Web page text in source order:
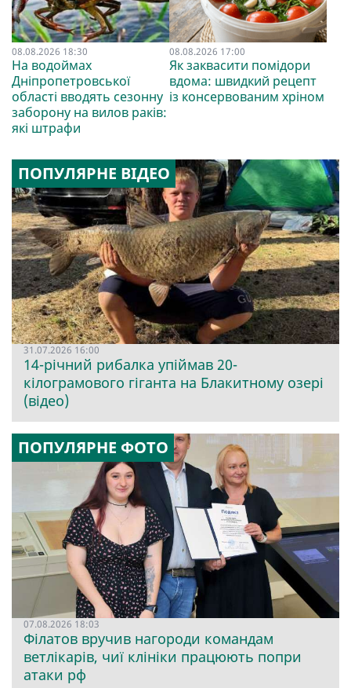
08.08.2026 18:30
На водоймах
Дніпропетровської
області вводять сезонну
заборону на вилов раків:
які штрафи
08.08.2026 17:00
Як заквасити помідори
вдома: швидкий рецепт
із консервованим хріном
ПОПУЛЯРНЕ ВІДЕО
31.07.2026 16:00
14-річний рибалка упіймав 20-
кілограмового гіганта на Блакитному озері
(відео)
ПОПУЛЯРНЕ ФОТО
07.08.2026 18:03
Філатов вручив нагороди командам
ветлікарів, чиї клініки працюють попри
атаки рф